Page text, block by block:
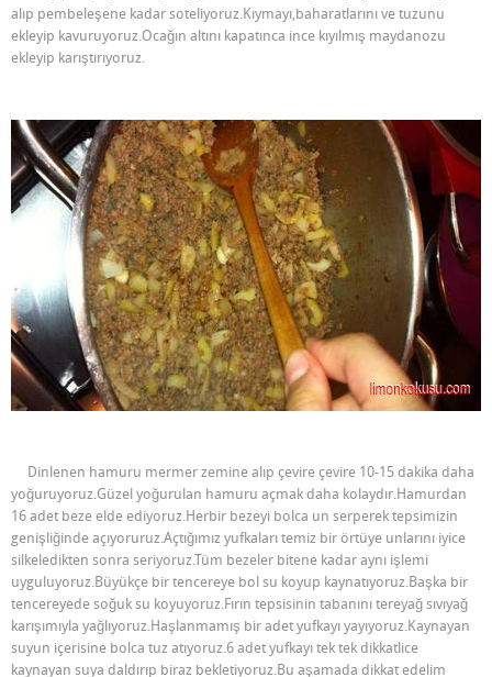
alıp pembeleşene kadar soteliyoruz.Kıymayı,baharatlarını ve tuzunu
ekleyip kavuruyoruz.Ocağın altını kapatınca ince kıyılmış maydanozu
ekleyip karıştırıyoruz.
Dinlenen hamuru mermer zemine alıp çevire çevire 10-15 dakika daha
yoğuruyoruz.Güzel yoğurulan hamuru açmak daha kolaydır.Hamurdan
16 adet beze elde ediyoruz.Herbir bezeyi bolca un serperek tepsimizin
genişliğinde açıyoruruz.Açtığımız yufkaları temiz bir örtüye unlarını iyice
silkeledikten sonra seriyoruz.Tüm bezeler bitene kadar aynı işlemi
uyguluyoruz.Büyükçe bir tencereye bol su koyup kaynatıyoruz.Başka bir
tencereyede soğuk su koyuyoruz.Fırın tepsisinin tabanını tereyağ sıvıyağ
karışımıyla yağlıyoruz.Haşlanmamış bir adet yufkayı yayıyoruz.Kaynayan
suyun içerisine bolca tuz atıyoruz.6 adet yufkayı tek tek dikkatlice
kaynayan suya daldırıp biraz bekletiyoruz.Bu aşamada dikkat edelim